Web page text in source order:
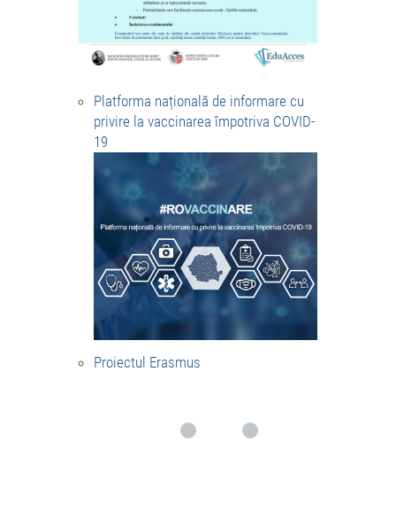
Platforma națională de informare cu
privire la vaccinarea împotriva COVID-
19
Proiectul Erasmus